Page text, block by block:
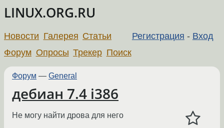
LINUX.ORG.RU
Регистрация - Вход
Новости Галерея Статьи
Форум Опросы Трекер Поиск
Форум — General
дебиан 7.4 i386
Не могу найти дрова для него